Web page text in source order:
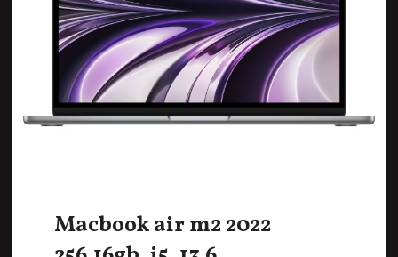
Macbook air m2 2022